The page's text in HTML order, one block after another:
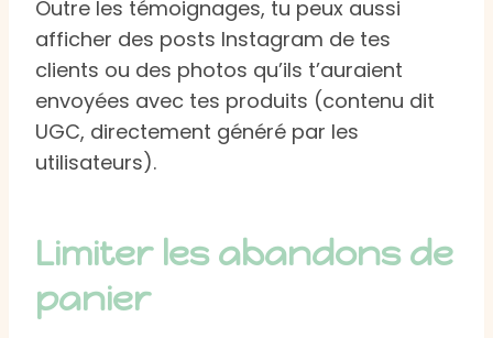
Outre les témoignages, tu peux aussi
afficher des posts Instagram de tes
clients ou des photos qu’ils t’auraient
envoyées avec tes produits (contenu dit
UGC, directement généré par les
utilisateurs).
Limiter les abandons de
panier